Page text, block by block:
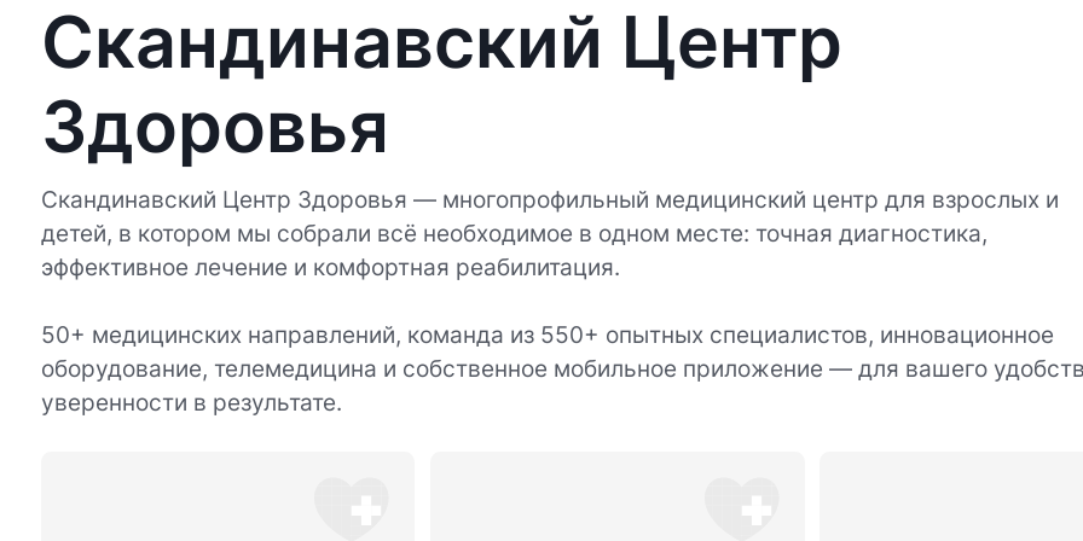
Скандинавский Центр
Здоровья
Скандинавский Центр Здоровья — многопрофильный медицинский центр для взрослых и
детей, в котором мы собрали всё необходимое в одном месте: точная диагностика,
эффективное лечение и комфортная реабилитация.
50+ медицинских направлений, команда из 550+ опытных специалистов, инновационное
оборудование, телемедицина и собственное мобильное приложение — для вашего
уверенности в результате.